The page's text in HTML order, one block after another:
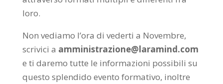
loro.
Non vediamo l’ora di vederti a Novembre,
scrivici a amministrazione@laramind.com
e ti daremo tutte le informazioni possibili su
questo splendido evento formativo, inoltre